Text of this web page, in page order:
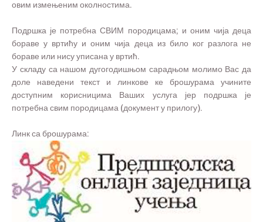
овим измењеним околностима.
Подршка је потребна СВИМ породицама; и оним чија деца
бораве у вртићу и оним чија деца из било ког разлога не
бораве или нису уписана у вртић.
У складу са нашом дугогодишњом сарадњом молимо Вас да
доле наведени текст и линкове ке брошурама учините
доступним корисницима Ваших услуга јер подршка је
потребна свим породицама (документ у прилогу).
Линк са брошурама: